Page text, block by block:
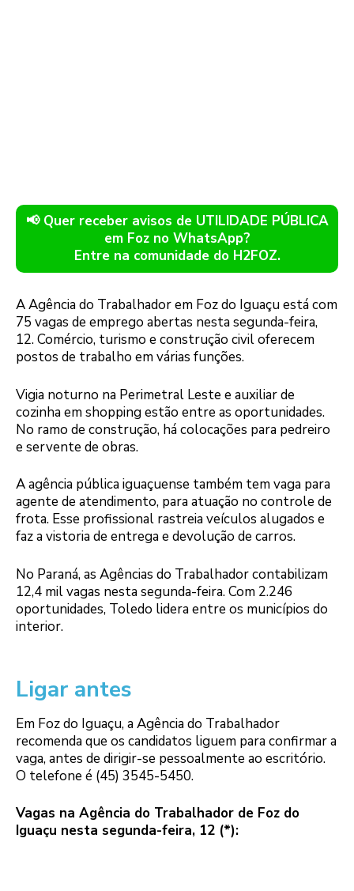
📢 Quer receber avisos de UTILIDADE PÚBLICA
em Foz no WhatsApp?
Entre na comunidade do H2FOZ.
A Agência do Trabalhador em Foz do Iguaçu está com
75 vagas de emprego abertas nesta segunda-feira,
12. Comércio, turismo e construção civil oferecem
postos de trabalho em várias funções.
Vigia noturno na Perimetral Leste e auxiliar de
cozinha em shopping estão entre as oportunidades.
No ramo de construção, há colocações para pedreiro
e servente de obras.
A agência pública iguaçuense também tem vaga para
agente de atendimento, para atuação no controle de
frota. Esse profissional rastreia veículos alugados e
faz a vistoria de entrega e devolução de carros.
No Paraná, as Agências do Trabalhador contabilizam
12,4 mil vagas nesta segunda-feira. Com 2.246
oportunidades, Toledo lidera entre os municípios do
interior.
Ligar antes
Em Foz do Iguaçu, a Agência do Trabalhador
recomenda que os candidatos liguem para confirmar a
vaga, antes de dirigir-se pessoalmente ao escritório.
O telefone é (45) 3545-5450.
Vagas na Agência do Trabalhador de Foz do
Iguaçu nesta segunda-feira, 12 (*):